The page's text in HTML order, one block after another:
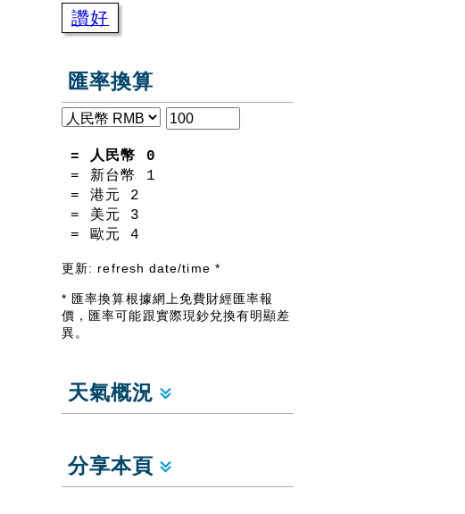
讚好
匯率換算
= 人民幣 0
= 新台幣 1
= 港元 2
= 美元 3
= 歐元4
更新: refresh date/time *
* 匯率換算根據網上免費財經匯率報
價，匯率可能跟實際現鈔兌換有明顯差
異。
天氣概況
分享本頁